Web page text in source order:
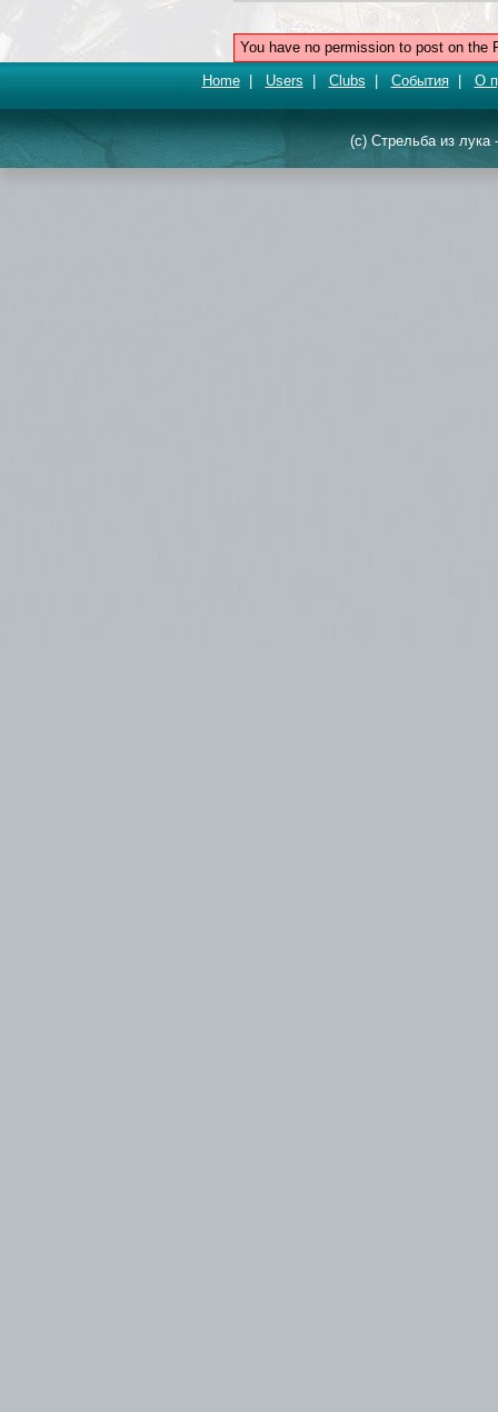
You have no permission to post on the
Home| Users Clubs События| О
(c) Стрельба из лука